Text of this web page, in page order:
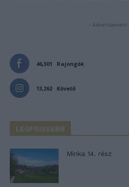
- Advertisement -
46,301 Rajongók
13,262 Követő
LEGFRISSEBB
Minka 14. rész